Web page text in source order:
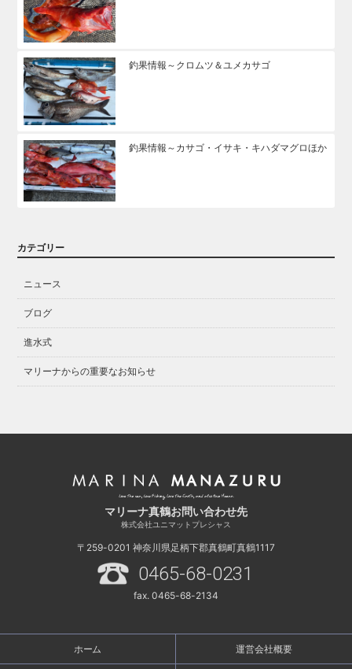
釣果情報～クロムツ＆ユメカサゴ
釣果情報～カサゴ・イサキ・キハダマグロほか
カテゴリー
ニュース
ブログ
進水式
マリーナからの重要なお知らせ
マリーナ真鶴お問い合わせ先
株式会社ユニマットプレシャス
〒259-0201 神奈川県足柄下郡真鶴町真鶴1117
0465-68-0231
fax. 0465-68-2134
ホーム 運営会社概要